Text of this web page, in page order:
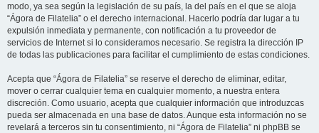
modo, ya sea según la legislación de su país, la del país en el que se aloja
“Ágora de Filatelia” o el derecho internacional. Hacerlo podría dar lugar a tu
expulsión inmediata y permanente, con notificación a tu proveedor de
servicios de Internet si lo consideramos necesario. Se registra la dirección IP
de todas las publicaciones para facilitar el cumplimiento de estas condiciones.
Acepta que “Ágora de Filatelia” se reserve el derecho de eliminar, editar,
mover o cerrar cualquier tema en cualquier momento, a nuestra entera
discreción. Como usuario, acepta que cualquier información que introduzcas
pueda ser almacenada en una base de datos. Aunque esta información no se
revelará a terceros sin tu consentimiento, ni “Ágora de Filatelia” ni phpBB se